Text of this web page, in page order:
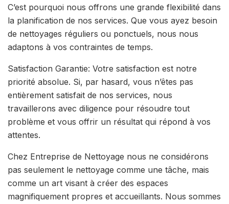
C’est pourquoi nous offrons une grande flexibilité dans
la planification de nos services. Que vous ayez besoin
de nettoyages réguliers ou ponctuels, nous nous
adaptons à vos contraintes de temps.
Satisfaction Garantie: Votre satisfaction est notre
priorité absolue. Si, par hasard, vous n’êtes pas
entièrement satisfait de nos services, nous
travaillerons avec diligence pour résoudre tout
problème et vous offrir un résultat qui répond à vos
attentes.
Chez Entreprise de Nettoyage nous ne considérons
pas seulement le nettoyage comme une tâche, mais
comme un art visant à créer des espaces
magnifiquement propres et accueillants. Nous sommes